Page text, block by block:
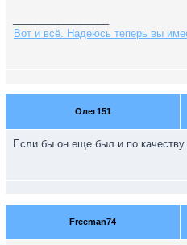
Вот и всё. Надеюсь теперь вы
Олег151
Если бы он еще был и по качеству
Freeman74